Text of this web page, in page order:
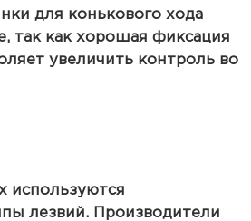
для конькового хода
так как хорошая фиксация
увеличить контроль во
используются
лезвий. Производители